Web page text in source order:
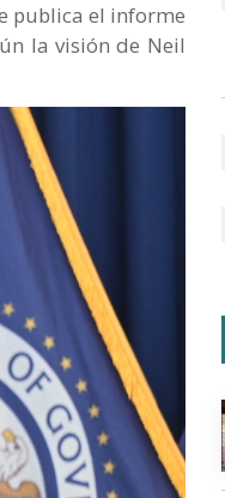
publica el informe
la visión de Neil